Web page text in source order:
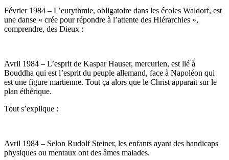
Février 1984 – L’eurythmie, obligatoire dans les écoles Waldorf, est
une danse « crée pour répondre à l’attente des Hiérarchies »,
comprendre, des Dieux :
Avril 1984 – L’esprit de Kaspar Hauser, mercurien, est lié à
Bouddha qui est l’esprit du peuple allemand, face à Napoléon qui
est une figure martienne. Tout ça alors que le Christ apparait sur le
plan éthérique.
Tout s’explique :
Avril 1984 – Selon Rudolf Steiner, les enfants ayant des handicaps
physiques ou mentaux ont des âmes malades.